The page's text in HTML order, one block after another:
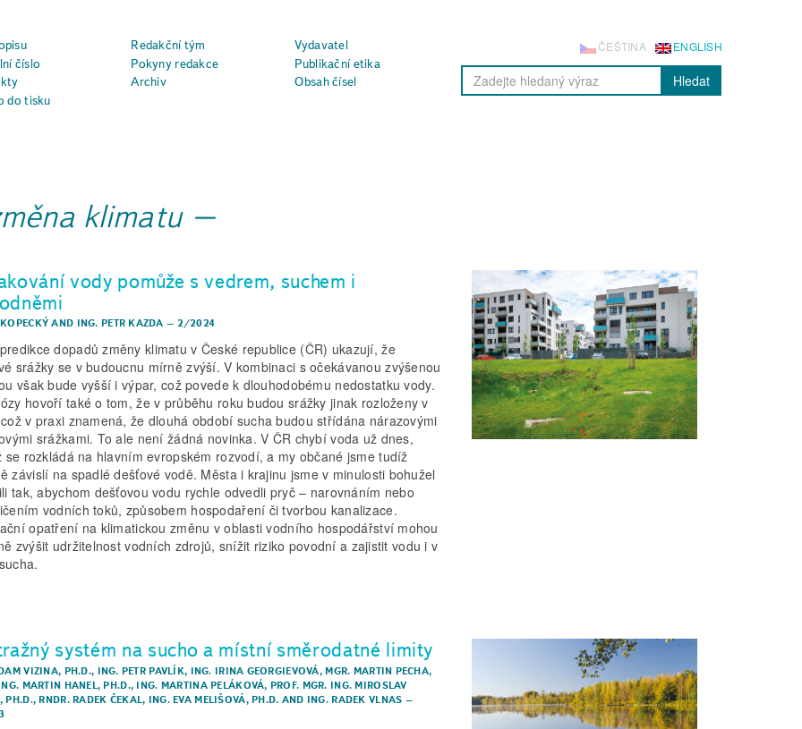
Redakční tým
Vydavatel
číslo
Pokyny redakce
Publikační etika
Archiv
Obsah čísel
do tisku
ENGLISH
ČEŠTINA
Hledat
klimatu
vody pomůže s vedrem, suchem i
AND ING. PETR KAZDA – 2/2024
dopadů změny klimatu v České republice (ČR) ukazují, že
srážky se v budoucnu mírně zvýší. V kombinaci s očekávanou zvýšenou
však bude vyšší i výpar, což povede k dlouhodobému nedostatku vody.
hovoří také o tom, že v průběhu roku budou srážky jinak rozloženy v
v praxi znamená, že dlouhá období sucha budou střídána nárazovými
srážkami. To ale není žádná novinka. V ČR chybí voda už dnes,
se rozkládá na hlavním evropském rozvodí, a my občané jsme tudíž
závislí na spadlé dešťové vodě. Města i krajinu jsme v minulosti bohužel
tak, abychom dešťovou vodu rychle odvedli pryč – narovnáním nebo
vodních toků, způsobem hospodaření či tvorbou kanalizace.
opatření na klimatickou změnu v oblasti vodního hospodářství mohou
zvýšit udržitelnost vodních zdrojů, snížit riziko povodní a zajistit vodu i v
systém na sucho a místní směrodatné limity
VIZINA, PH.D., ING. PETR PAVLÍK, ING. IRINA GEORGIEVOVÁ, MGR. MARTIN PECHA,
MARTIN HANEL, PH.D., ING. MARTINA PELÁKOVÁ, PROF. MGR. ING. MIROSLAV
PH.D., RNDR. RADEK ČEKAL, ING. EVA MELIŠOVÁ, PH.D. AND ING. RADEK VLNAS –